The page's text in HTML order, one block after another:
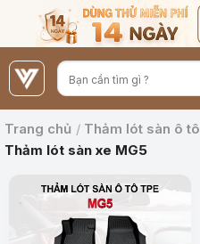
nội
dung
Trang chủ / Thảm lót sàn ô tô
Thảm lót sàn xe MG5